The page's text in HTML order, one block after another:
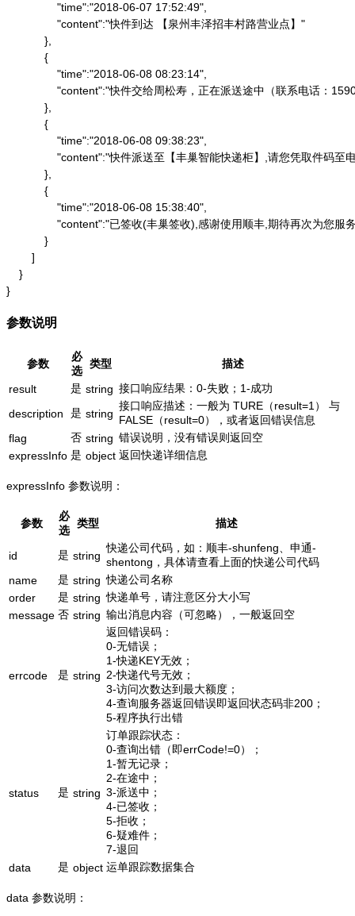
                "time":"2018-06-07 17:52:49",
                "content":"快件到达 【泉州丰泽招丰村路营业点】"
            },
            {
                "time":"2018-06-08 08:23:14",
"content":"快件交给周松寿，正在派送途中（联系电话：
            },
            {
                "time":"2018-06-08 09:38:23",
"content":"快件派送至【丰巢智能快递柜】,请您凭取件
            },
            {
                "time":"2018-06-08 15:38:40",
"content":"已签收(丰巢签收),感谢使用顺丰,期待再次为您服
            }
        ]
    }
}
参数说明
参数
必
选
类型
描述
result
是 string 接口响应结果：0-失败；1-成功
description
是 string
接口响应描述：一般为 TURE（result=1） 与
FALSE（result=0），或者返回错误信息
flag
否 string 错误说明，没有错误则返回空
expressInfo 是 object 返回快递详细信息
expressInfo 参数说明：
参数
必
选
类型 描述
id 是 string
快递公司代码，如：顺丰-shunfeng、申通-
shentong，具体请查看上面的快递公司代码
name
是 string 快递公司名称
order
是 string 快递单号，请注意区分大小写
message 否 string 输出消息内容（可忽略），一般返回空
errcode 是 string
返回错误码：
0-无错误；
1-快递KEY无效；
2-快递代号无效；
3-访问次数达到最大额度；
4-查询服务器返回错误即返回状态码非200；
5-程序执行出错
status 是 string
订单跟踪状态：
0-查询出错（即errCode!=0）；
1-暂无记录；
2-在途中；
3-派送中；
4-已签收；
5-拒收；
6-疑难件；
7-退回
data
是 object 运单跟踪数据集合
data 参数说明：